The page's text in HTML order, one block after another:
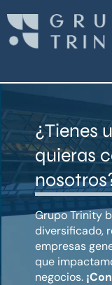
contenido
¿Tienes
quieras
Grupo Trinity
diversificado,
empresas
que
negocios.